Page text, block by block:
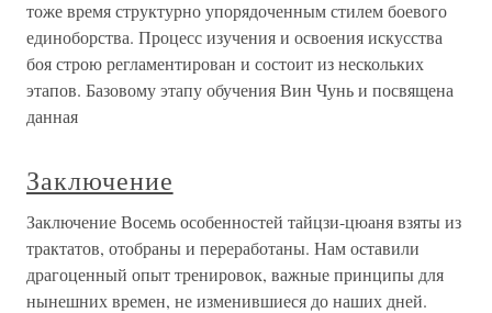
тоже время структурно упорядоченным стилем боевого
единоборства. Процесс изучения и освоения искусства
боя строю регламентирован и состоит из нескольких
этапов. Базовому этапу обучения Вин Чунь и посвящена
данная
Заключение
Заключение Восемь особенностей тайцзи-цюаня взяты из
трактатов, отобраны и переработаны. Нам оставили
драгоценный опыт тренировок, важные принципы для
нынешних времен, не изменившиеся до наших дней.